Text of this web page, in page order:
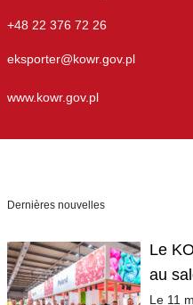
+48 22 376 72 26
eksporter@kowr.gov.pl
www.kowr.gov.pl
Dernières nouvelles
Le
au
Le 11